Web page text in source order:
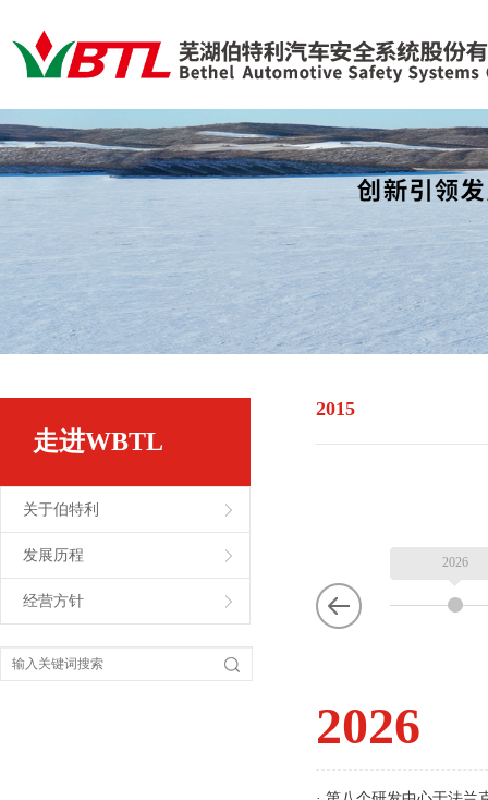
走进WBTL
关于伯特利
发展历程
经营方针
2015
2026
2026